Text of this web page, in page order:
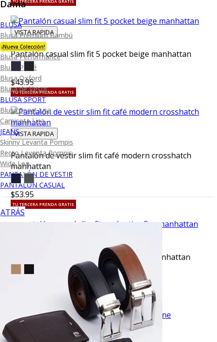
Dama
BLUSA
Blusa Premium Bambú
¡Nueva Colección!
Blusa Performance
Blusa Piqué
Blusa Oxford
Blusa de Vestir
BLUSA SPORT
Blusa Sport Lisa
Camiseta Lisa
JEANS
Skinny Levanta Pompis
Recto Levanta Pompis
Wide Leg
PANTALÓN DE VESTIR
PANTALÓN CASUAL
ATRÁS
TU TERCERA PRENDA GRATIS
VISTA RAPIDA
Pantalón casual slim fit 5 pocket beige manhattan
$43.95
TU TERCERA PRENDA GRATIS
VISTA RAPIDA
Pantalón de vestir slim fit café modern crosshatch
manhattan
$53.95
TU TERCERA PRENDA GRATIS
Pantalón casual slim fit azul active flex manhattan
TU TERCERA PRENDA GRATIS